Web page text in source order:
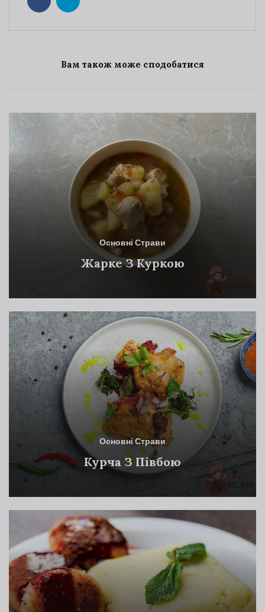
Вам також може сподобатися
Основні Страви
Жарке З Куркою
Основні Страви
Курча З Півбою